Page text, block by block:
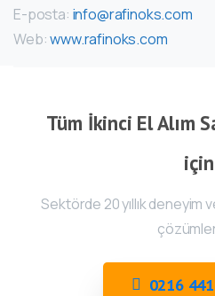
E-posta: info@rafinoks.com
Web:www.rafinoks.com
Tüm İkinci El Alım
için
Sektörde 20 yıllık
0216